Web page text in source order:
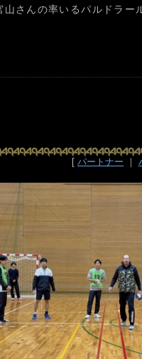
さんの率いるパルドラー
[ パートナー ｜